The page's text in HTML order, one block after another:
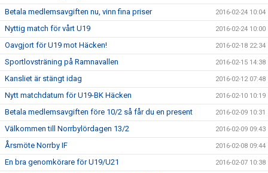
Betala medlemsavgiften nu, vinn fina priser 2016-02-24 10:04
Nyttig match för vårt U19 2016-02-24 10:00
Oavgjort för U19 mot Häcken! 2016-02-18 22:34
Sportlovsträning på Ramnavallen 2016-02-15 14:38
Kansliet är stängt idag 2016-02-12 07:48
Nytt matchdatum för U19-BK Häcken 2016-02-10 10:19
Betala medlemsavgiften före 10/2 så får du en present 2016-02-09 10:31
Välkommen till Norrbylördagen 13/2 2016-02-09 09:43
Årsmöte Norrby IF 2016-02-08 09:44
En bra genomkörare för U19/U21 2016-02-07 10:38